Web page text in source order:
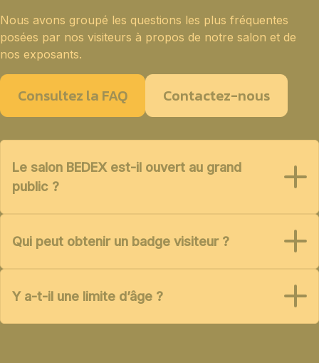
Nous avons groupé les questions les plus fréquentes
posées par nos visiteurs à propos de notre salon et de
nos exposants.
Consultez la FAQ Contactez-nous
Le salon BEDEX est-il ouvert au grand
public ?
Qui peut obtenir un badge visiteur ?
Y a-t-il une limite d’âge ?